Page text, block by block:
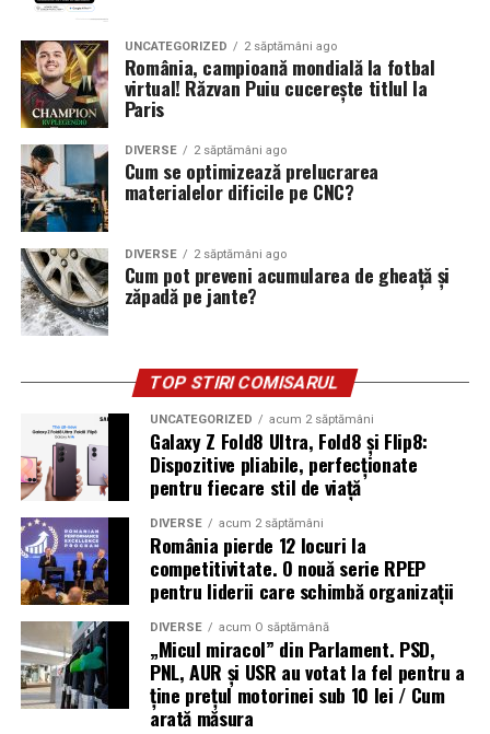
UNCATEGORIZED 2 săptămâni ago
România, campioană mondială la fotbal
virtual! Răzvan Puiu cucerește titlul la
Paris
DIVERSE 2 săptămâni ago
Cum se optimizează prelucrarea
materialelor dificile pe CNC?
DIVERSE 2 săptămâni ago
Cum pot preveni acumularea de gheață și
zăpadă pe jante?
TOP STIRI COMISARUL
UNCATEGORIZED acum 2 săptămâni
Galaxy Z Fold8 Ultra, Fold8 și Flip8:
Dispozitive pliabile, perfecționate
pentru fiecare stil de viață
DIVERSE acum 2 săptămâni
România pierde 12 locuri la
competitivitate. O nouă serie RPEP
pentru liderii care schimbă organizații
DIVERSE acum O săptămână
„Micul miracol” din Parlament. PSD,
PNL, AUR și USR au votat la fel pentru a
ține prețul motorinei sub 10 lei / Cum
arată măsura